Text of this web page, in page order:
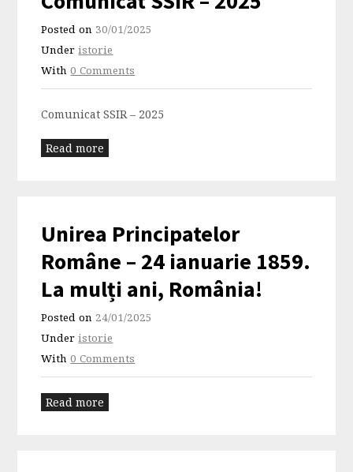
Posted on 30/01/2025
Underistorie
With0 Comments
Comunicat SSIR – 2025
Read more
Unirea Principatelor
Române – 24 ianuarie 1859.
La mulți ani, România!
Posted on 24/01/2025
Underistorie
With0 Comments
Read more